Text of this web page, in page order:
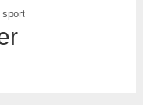
sport